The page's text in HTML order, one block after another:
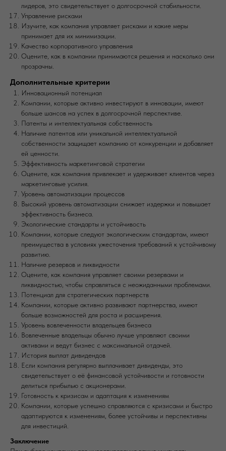
лидеров, это свидетельствует о долгосрочной стабильности.
Управление рисками
Изучите, как компания управляет рисками и какие меры
принимает для их минимизации.
Качество корпоративного управления
Оцените, как в компании принимаются решения и насколько они
прозрачны.
Дополнительные критерии
Инновационный потенциал
Компании, которые активно инвестируют в инновации, имеют
больше шансов на успех в долгосрочной перспективе.
Патенты и интеллектуальная собственность
Наличие патентов или уникальной интеллектуальной
собственности защищает компанию от конкуренции и добавляет
ей ценности.
Эффективность маркетинговой стратегии
Оцените, как компания привлекает и удерживает клиентов через
маркетинговые усилия.
Уровень автоматизации процессов
Высокий уровень автоматизации снижает издержки и повышает
эффективность бизнеса.
Экологические стандарты и устойчивость
Компании, которые следуют экологическим стандартам, имеют
преимущества в условиях ужесточения требований к устойчивому
развитию.
Наличие резервов и ликвидности
Оцените, как компания управляет своими резервами и
ликвидностью, чтобы справляться с неожиданными проблемами.
Потенциал для стратегических партнерств
Компании, которые активно развивают партнерства, имеют
больше возможностей для роста и расширения.
Уровень вовлеченности владельцев бизнеса
Вовлеченные владельцы обычно лучше управляют своими
активами и ведут бизнес с максимальной отдачей.
История выплат дивидендов
Если компания регулярно выплачивает дивиденды, это
свидетельствует о её финансовой устойчивости и готовности
делиться прибылью с акционерами.
Готовность к кризисам и адаптация к изменениям
Компании, которые успешно справляются с кризисами и быстро
адаптируются к изменениям, более устойчивы и перспективны
для инвестиций.
Заключение